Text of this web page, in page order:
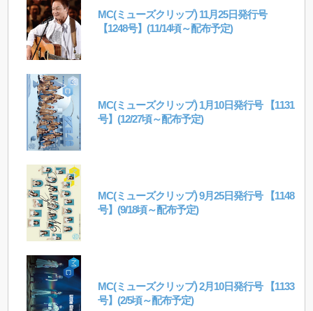
MC(ミューズクリップ) 11月25日発行号
【1248号】(11/14頃～配布予定)
MC(ミューズクリップ) 1月10日発行号 【1131
号】(12/27頃～配布予定)
MC(ミューズクリップ) 9月25日発行号 【1148
号】(9/18頃～配布予定)
MC(ミューズクリップ) 2月10日発行号 【1133
号】(2/5頃～配布予定)